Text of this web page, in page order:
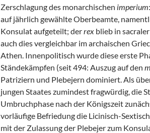
Zerschlagung des monarchischen imperium
auf jährlich gewählte Oberbeamte,
Konsulat aufgeteilt; derrex blieb in
auch dies vergleichbar im archaischen
Athen. Innenpolitisch wurde diese erste
Ständekämpfen (seit 494: Auszug auf den
Patriziern und Plebejern dominiert. Als
jungen Staates zumindest fragwürdig, die
Umbruchphase nach der Königszeit
vorläufige Befriedung die Licinisch-
mit der Zulassung der Plebejer zum